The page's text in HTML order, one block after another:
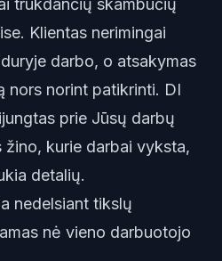
trukdančių skambučių
Klientas nerimingai
darbo, o atsakymas
nors norint patikrinti. DI
prie Jūsų darbų
kurie darbai vyksta,
detalių.
nedelsiant tikslų
nė vieno darbuotojo